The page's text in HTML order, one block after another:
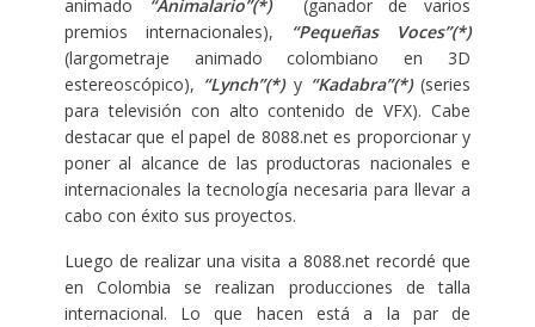
animado
“Animalario”(*)(ganador de varios
premios internacionales),
“Pequeñas Voces”(*)
(largometraje animado colombiano en 3D
estereoscópico), “Lynch”(*)y “Kadabra”(*)(series
para televisión con alto contenido de VFX). Cabe
destacar que el papel de 8088.net es proporcionar y
poner al alcance de las productoras nacionales e
internacionales la tecnología necesaria para llevar a
cabo con éxito sus proyectos.
Luego de realizar una visita a 8088.net recordé que
en Colombia se realizan producciones de talla
internacional. Lo que hacen está a la par de